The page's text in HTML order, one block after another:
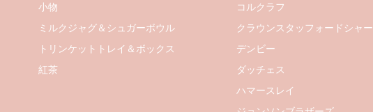
小物
ミルクジャグ＆シュガーボウル
トリンケットトレイ＆ボックス
紅茶
コルクラフ
クラウンスタッフォードシャー
デンビー
ダッチェス
ハマースレイ